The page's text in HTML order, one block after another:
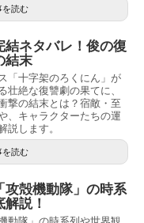
を読む
ネタバレ！俊の復
結末
「十字架のろくにん」が
壮絶な復讐劇の果てに、
撃の結末とは？宿敵・至
、キャラクターたちの運
説します。
を読む
攻殻機動隊」の時系
説！